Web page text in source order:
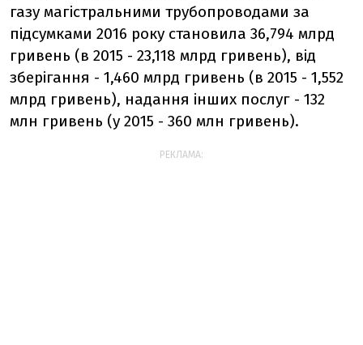
газу магістральними трубопроводами за
підсумками 2016 року становила 36,794 млрд
гривень (в 2015 - 23,118 млрд гривень), від
зберігання - 1,460 млрд гривень (в 2015 - 1,552
млрд гривень), надання інших послуг - 132
млн гривень (у 2015 - 360 млн гривень).
РЕКЛАМА: